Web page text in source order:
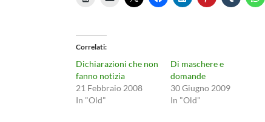
Correlati
Dichiarazioni che non
fanno notizia
21 Febbraio 2008
In "Old"
Di maschere e
domande
30 Giugno 2009
In "Old"